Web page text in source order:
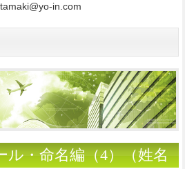
in.com
・命名編（4）（姓名